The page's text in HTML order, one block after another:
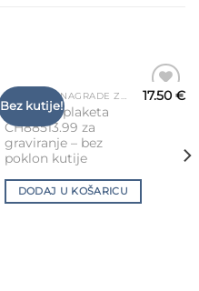
Bez kutije!
STAKLENE NAGRADE ZA GRAVIRANJE
Staklena plaketa
CH88513.99 za
graviranje – bez
poklon kutije
17.50€
DODAJ U KOŠARICU